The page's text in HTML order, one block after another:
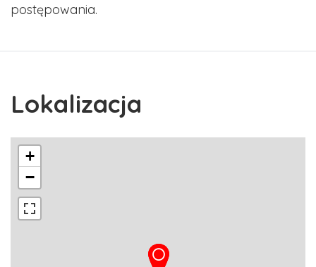
postępowania.
Lokalizacja
+
−